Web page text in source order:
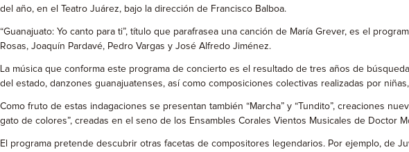
del año, en el Teatro Juárez, bajo la dirección de Francisco Balboa.
“Guanajuato: Yo canto para ti”, título que parafrasea una canción de María Grever, es el
Rosas, Joaquín Pardavé, Pedro Vargas y José Alfredo Jiménez.
La música que conforma este programa de concierto es el resultado de tres años de
del estado, danzones guanajuatenses, así como composiciones colectivas realizadas por
Como fruto de estas indagaciones se presentan también “Marcha” y “Tundito”, creaciones
gato de colores”, creadas en el seno de los Ensambles Corales Vientos Musicales de Doctor
El programa pretende descubrir otras facetas de compositores legendarios. Por ejemplo, de